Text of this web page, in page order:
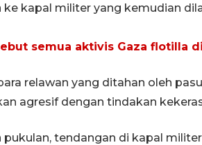
kapal militer yang kemudian
semua aktivis Gaza flotilla
relawan yang ditahan oleh
agresif dengan tindakan
tendangan di kapal